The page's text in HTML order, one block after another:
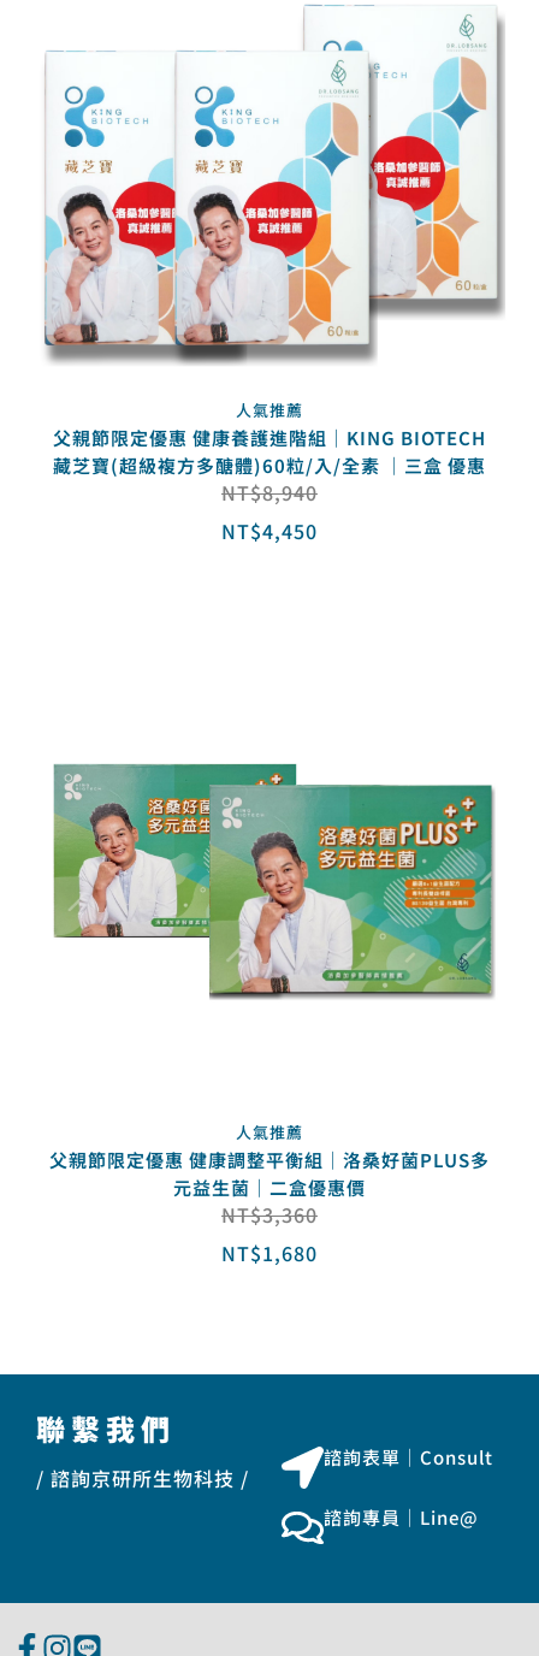
人氣推薦
父親節限定優惠 健康養護進階組｜KING BIOTECH
藏芝寶(超級複方多醣體)60粒/入/全素 ｜三盒 優惠
NT$8,940
NT$4,450
人氣推薦
父親節限定優惠 健康調整平衡組｜洛桑好菌PLUS多
元益生菌｜二盒優惠價
NT$3,360
NT$1,680
聯繫我們
/ 諮詢京研所生物科技 /
諮詢表單｜Consult
諮詢專員｜Line@